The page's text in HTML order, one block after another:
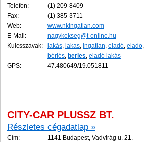
Telefon:
(1) 209-8409
Fax:
(1) 385-3711
Web:
www.nkingatlan.com
E-Mail:
nagykekseg@t-online.hu
Kulcsszavak:
lakás, lakas, ingatlan, eladó, elado,
bérlés, berles, eladó lakás
GPS:
47.480649/19.051811
CITY-CAR PLUSSZ BT.
Részletes cégadatlap »
Cím:
1141 Budapest, Vadvirág u. 21.